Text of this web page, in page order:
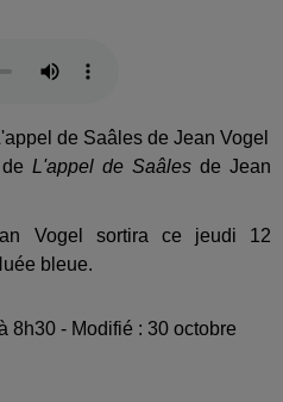
L'appel de Saâles de Jean
Vogel sortira ce jeudi 12
bleue.
8h30 - Modifié : 30 octobre